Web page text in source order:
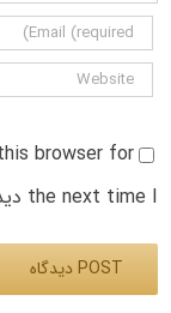
browser for
the next time I دیدگاه.